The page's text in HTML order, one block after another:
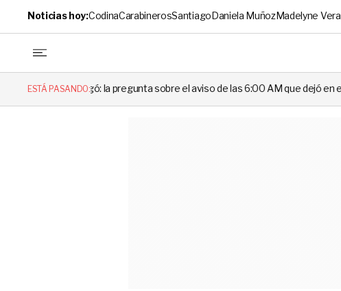
Noticias hoy:CodinaCarabinerosSantiagoDaniela MuñozMadelyne Vera
ESTÁ PASANDO:
la pregunta sobre el aviso de las 6:00 AM que dejó en evidencia al Delegado